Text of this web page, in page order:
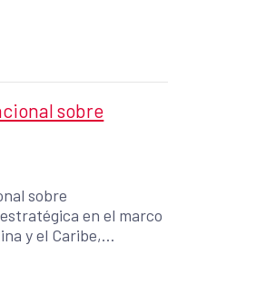
sobre
sobre
en el marco
y el Caribe,